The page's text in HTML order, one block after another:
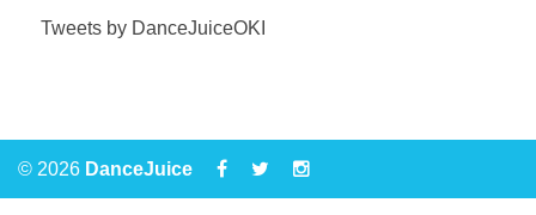
Tweets by DanceJuiceOKI
© 2026 DanceJuice